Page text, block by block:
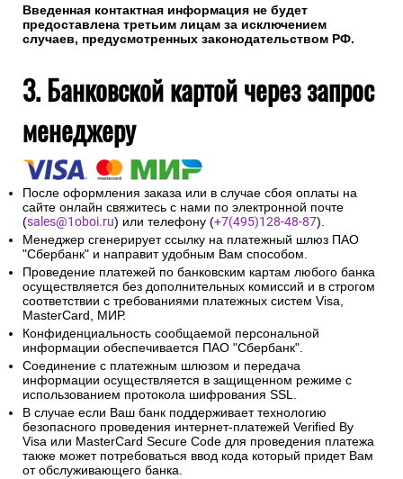
Введенная контактная информация не будет
предоставлена третьим лицам за исключением
случаев, предусмотренных законодательством РФ.
3. Банковской картой через запрос
менеджеру
После оформления заказа или в случае сбоя оплаты на
сайте онлайн свяжитесь с нами по электронной почте
(sales@1oboi.ru) или телефону (+7(495)128-48-87).
Менеджер сгенерирует ссылку на платежный шлюз ПАО
"Сбербанк" и направит удобным Вам способом.
Проведение платежей по банковским картам любого банка
осуществляется без дополнительных комиссий и в строгом
соответствии с требованиями платежных систем Visa,
MasterCard, МИР.
Конфиденциальность сообщаемой персональной
информации обеспечивается ПАО "Сбербанк".
Соединение с платежным шлюзом и передача
информации осуществляется в защищенном режиме с
использованием протокола шифрования SSL.
В случае если Ваш банк поддерживает технологию
безопасного проведения интернет-платежей Verified By
Visa или MasterCard Secure Code для проведения платежа
также может потребоваться ввод кода который придет Вам
от обслуживающего банка.